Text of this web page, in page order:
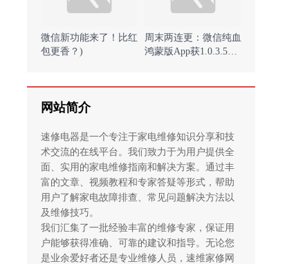
微信新功能来了！比红
包更香？)
周末两连更：微信纯血
鸿蒙版App获1.0.3.50
网站简介
速修电器是一个专注于家电维修知识分享和技
术交流的在线平台。我们致力于为用户提供全
面、实用的家电维修指南和解决方案。通过丰
富的文章、视频教程和专家答疑等形式，帮助
用户了解家电故障排查、常见问题解决方法以
及维修技巧。
我们汇集了一批经验丰富的维修专家，保证用
户能够获得准确、可靠的建议和指导。无论您
是业余爱好者还是专业维修人员，速维家修网